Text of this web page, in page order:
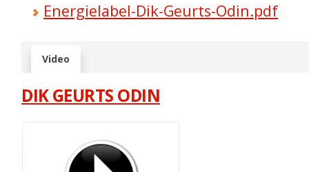
Energielabel-Dik-Geurts-Odin.pdf
Video
DIK GEURTS ODIN